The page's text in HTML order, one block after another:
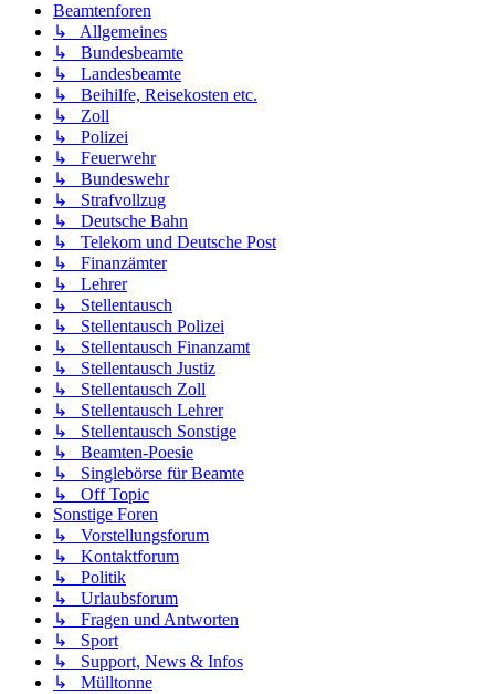
Beamtenforen
↳ Allgemeines
↳ Bundesbeamte
↳ Landesbeamte
↳ Beihilfe, Reisekosten etc.
↳ Zoll
↳ Polizei
↳ Feuerwehr
↳ Bundeswehr
↳ Strafvollzug
↳ Deutsche Bahn
↳ Telekom und Deutsche Post
↳ Finanzämter
↳ Lehrer
↳ Stellentausch
↳ Stellentausch Polizei
↳ Stellentausch Finanzamt
↳ Stellentausch Justiz
↳ Stellentausch Zoll
↳ Stellentausch Lehrer
↳ Stellentausch Sonstige
↳ Beamten-Poesie
↳ Singlebörse für Beamte
↳ Off Topic
Sonstige Foren
↳ Vorstellungsforum
↳ Kontaktforum
↳ Politik
↳ Urlaubsforum
↳ Fragen und Antworten
↳ Sport
↳ Support, News & Infos
↳ Mülltonne